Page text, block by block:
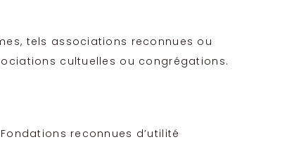
tels associations reconnues ou
cultuelles ou congrégations.
reconnues d’utilité